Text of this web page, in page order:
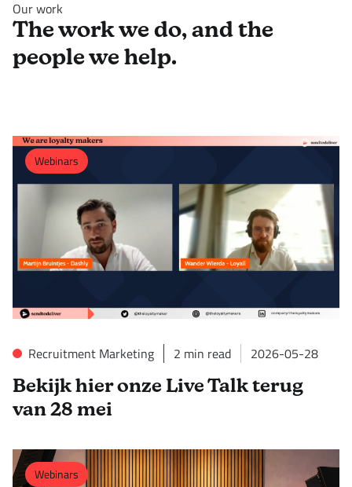
Our work
The work we do, and the
people we help.
Webinars
Recruitment Marketing 2 min read 2026-05-28
Bekijk hier onze Live Talk terug
van 28 mei
Webinars